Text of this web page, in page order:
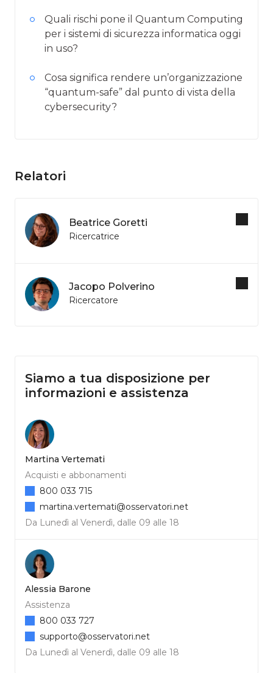
Quali rischi pone il Quantum Computing
per i sistemi di sicurezza informatica oggi
in uso?
Cosa significa rendere un’organizzazione
“quantum-safe” dal punto di vista della
cybersecurity?
Relatori
Beatrice Goretti
Ricercatrice
Jacopo Polverino
Ricercatore
Siamo a tua disposizione per
informazioni e assistenza
Martina Vertemati
Acquisti e abbonamenti
Da Lunedì al Venerdì, dalle 09 alle 18
800 033 715
martina.vertemati@osservatori.net
Alessia Barone
Assistenza
Da Lunedì al Venerdì, dalle 09 alle 18
800 033 727
supporto@osservatori.net